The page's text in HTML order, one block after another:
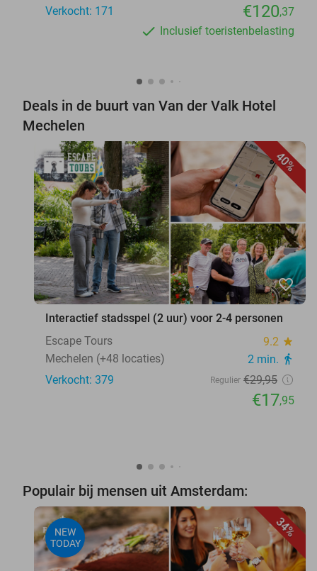
Verkocht: 171
€120,37
Inclusief toeristenbelasting
Deals in de buurt van Van der Valk Hotel
Mechelen
40%
favorite_border
Interactief stadsspel (2 uur) voor 2-4 personen
Escape Tours
9.2 star
Mechelen (+48 locaties) 2 min. directions_walk
Verkocht: 379 Regulier €29,95
€17,95
Populair bij mensen uit Amsterdam:
34%
NEW
TODAY